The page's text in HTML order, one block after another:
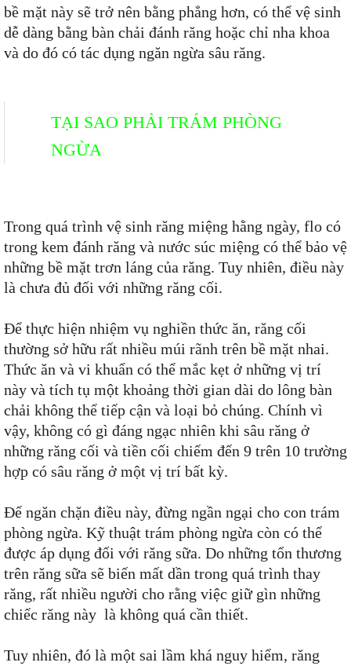
bề mặt này sẽ trở nên bằng phẳng hơn, có thể vệ sinh
dễ dàng bằng bàn chải đánh răng hoặc chỉ nha khoa
và do đó có tác dụng ngăn ngừa sâu răng.
TẠI SAO PHẢI TRÁM PHÒNG
NGỪA
Trong quá trình vệ sinh răng miệng hằng ngày, flo có
trong kem đánh răng và nước súc miệng có thể bảo vệ
những bề mặt trơn láng của răng. Tuy nhiên, điều này
là chưa đủ đối với những răng cối.
Để thực hiện nhiệm vụ nghiền thức ăn, răng cối
thường sở hữu rất nhiều múi rãnh trên bề mặt nhai.
Thức ăn và vi khuẩn có thể mắc kẹt ở những vị trí
này và tích tụ một khoảng thời gian dài do lông bàn
chải không thể tiếp cận và loại bỏ chúng. Chính vì
vậy, không có gì đáng ngạc nhiên khi sâu răng ở
những răng cối và tiền cối chiếm đến 9 trên 10 trường
hợp có sâu răng ở một vị trí bất kỳ.
Để ngăn chặn điều này, đừng ngần ngại cho con trám
phòng ngừa. Kỹ thuật trám phòng ngừa còn có thể
được áp dụng đối với răng sữa. Do những tổn thương
trên răng sữa sẽ biến mất dần trong quá trình thay
răng, rất nhiều người cho rằng việc giữ gìn những
chiếc răng này là không quá cần thiết.
Tuy nhiên, đó là một sai lầm khá nguy hiểm, răng